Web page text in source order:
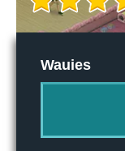
Wauies